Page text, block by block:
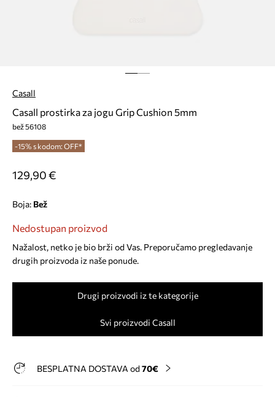
Casall
Casall prostirka za jogu Grip Cushion 5mm
bež 56108
-15% s kodom: OFF*
129,90 €
Boja: bež
Nedostupan proizvod
Nažalost, netko je bio brži od Vas. Preporučamo pregledavanje
drugih proizvoda iz naše ponude.
Drugi proizvodi iz te kategorije
Svi proizvodi Casall
BESPLATNA DOSTAVA od 70€